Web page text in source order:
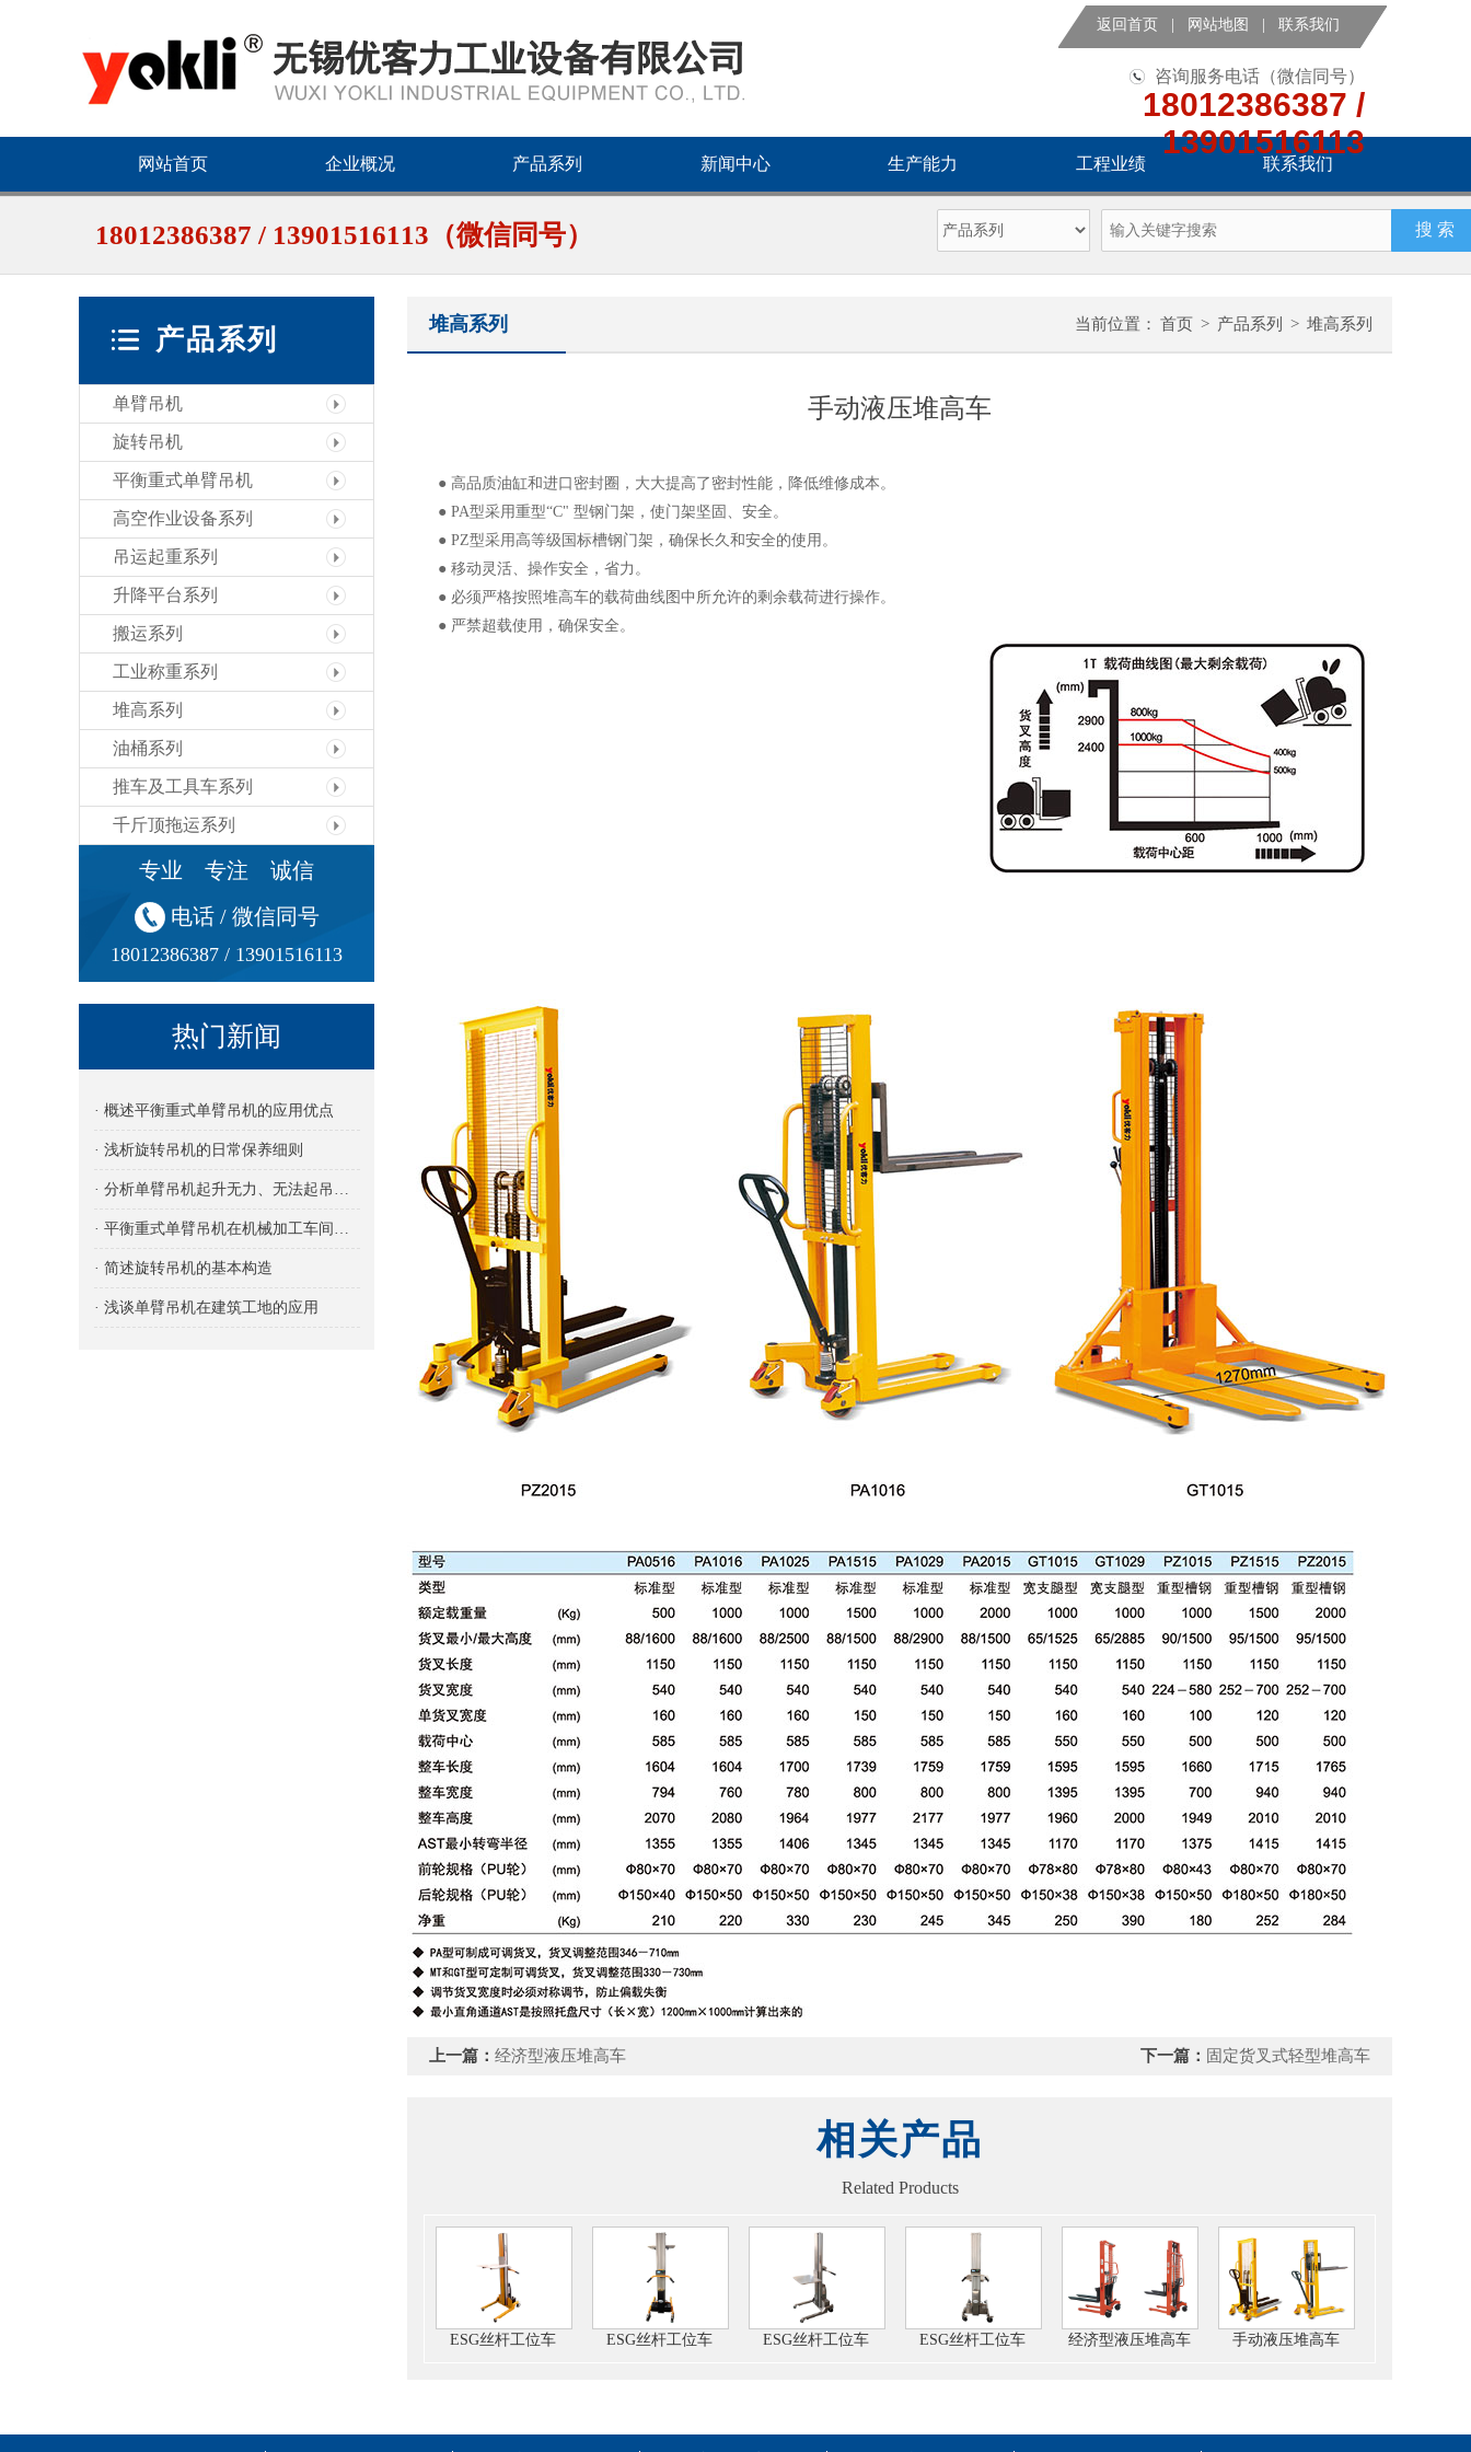
返回首页 网站地图 联系我们
咨询服务电话（微信同号）
18012386387 /
13901516113
网站首页 企业概况 产品系列 新闻中心 生产能力 工程业绩 联系我们
18012386387 / 13901516113（微信同号）
产品系列
单臂吊机
旋转吊机
平衡重式单臂吊机
高空作业设备系列
吊运起重系列
升降平台系列
搬运系列
工业称重系列
堆高系列
油桶系列
推车及工具车系列
千斤顶拖运系列
专业 专注 诚信
电话 / 微信同号
18012386387 / 13901516113
热门新闻
· 概述平衡重式单臂吊机的应用优点
· 浅析旋转吊机的日常保养细则
· 分析单臂吊机起升无力、无法起吊的原因及解决方法
· 平衡重式单臂吊机在机械加工车间的应用
· 简述旋转吊机的基本构造
· 浅谈单臂吊机在建筑工地的应用
堆高系列 当前位置： 首页 > 产品系列 > 堆高系列
手动液压堆高车
● 高品质油缸和进口密封圈，大大提高了密封性能，降低维修成本。
● PA型采用重型“C" 型钢门架，使门架坚固、安全。
● PZ型采用高等级国标槽钢门架，确保长久和安全的使用。
● 移动灵活、操作安全，省力。
● 必须严格按照堆高车的载荷曲线图中所允许的剩余载荷进行操作。
● 严禁超载使用，确保安全。
上一篇： 经济型液压堆高车 下一篇： 固定货叉式轻型堆高车
相关产品
Related Products
ESG丝杆工位车 ESG丝杆工位车 ESG丝杆工位车 ESG丝杆工位车 经济型液压堆高车 手动液压堆高车